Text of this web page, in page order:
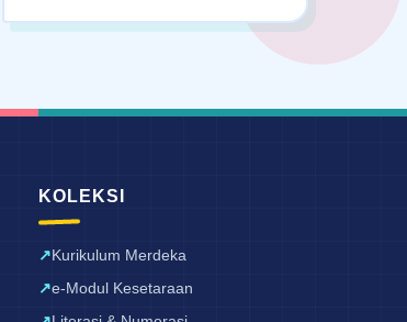
KOLEKSI
Kurikulum Merdeka
e-Modul Kesetaraan